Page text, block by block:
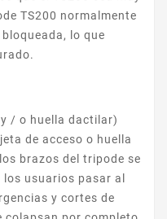
TS200 normalmente
lo que
/ o huella dactilar)
de acceso o huella
brazos del tripode se
usuarios pasar al
y cortes de